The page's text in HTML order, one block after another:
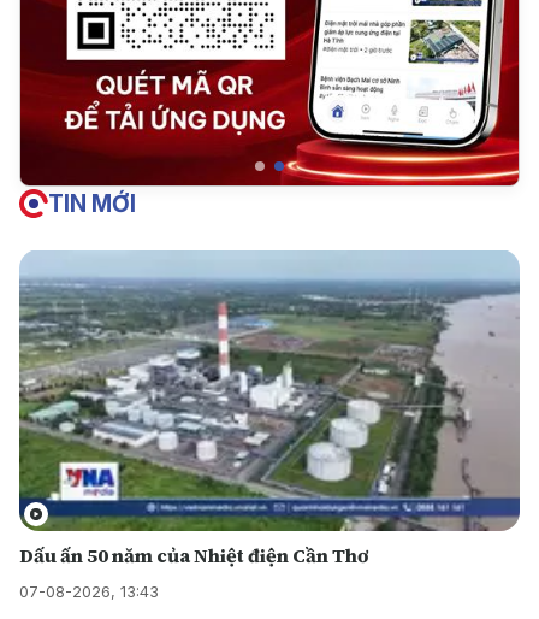
TIN MỚI
Dấu ấn 50 năm của Nhiệt điện Cần Thơ
07-08-2026, 13:43